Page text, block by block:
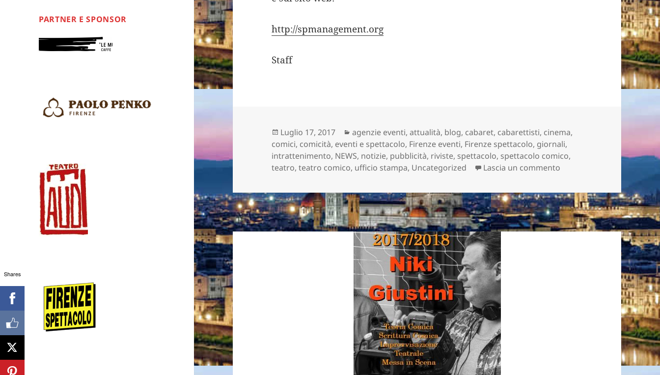
PARTNER E SPONSOR
http://spmanagement.org
Staff
Scritto
il
Luglio 17, 2017 Categorie
agenzie eventi,attualità, blog, cabaret, cabarettisti, cinema,
comici, comicità, eventi e spettacolo, Firenze eventi, Firenze spettacolo, giornali,
intrattenimento, NEWS, notizie, pubblicità, riviste, spettacolo, spettacolo comico,
teatro,teatro comico, ufficio stampa, Uncategorized Lascia un commento
Shares